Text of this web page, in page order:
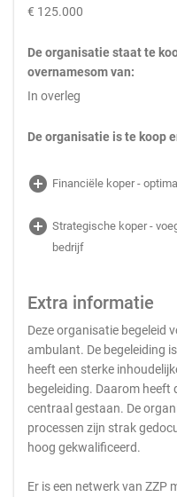
€ 125.000
De organisatie staat te
overnamesom van:
In overleg
De organisatie is te koop
add_circle Financiële koper -
add_circle Strategische koper -
bedrijf
Extra informatie
Deze organisatie begeleid
ambulant. De begeleiding
heeft een sterke
begeleiding. Daarom heeft
centraal gestaan. De
processen zijn strak
hoog gekwalificeerd.
Er is een netwerk van ZZP